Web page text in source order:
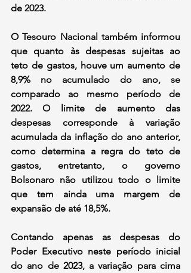
de 2023.
O Tesouro Nacional também informou
que quanto às despesas sujeitas ao
teto de gastos, houve um aumento de
8,9% no acumulado do ano, se
comparado ao mesmo período de
2022. O limite de aumento das
despesas corresponde à variação
acumulada da inflação do ano anterior,
como determina a regra do teto de
gastos, entretanto, o governo
Bolsonaro não utilizou todo o limite
que tem ainda uma margem de
expansão de até 18,5%.
Contando apenas as despesas do
Poder Executivo neste período inicial
do ano de 2023, a variação para cima